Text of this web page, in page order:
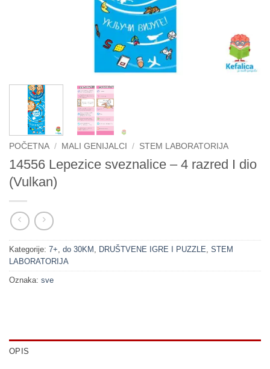
POČETNA / MALI GENIJALCI / STEM LABORATORIJA
14556 Lepezice sveznalice – 4 razred I dio
(Vulkan)
Kategorije: 7+, do 30KM , DRUŠTVENE IGRE I PUZZLE, STEM
LABORATORIJA
Oznaka: sve
OPIS